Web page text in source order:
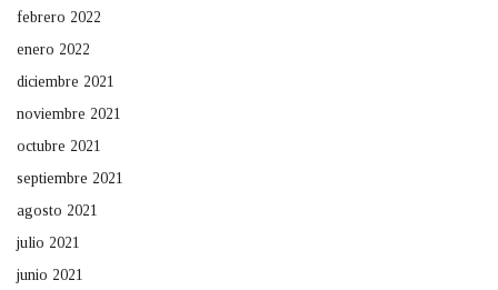
febrero 2022
enero 2022
diciembre 2021
noviembre 2021
octubre 2021
septiembre 2021
agosto 2021
julio 2021
junio 2021